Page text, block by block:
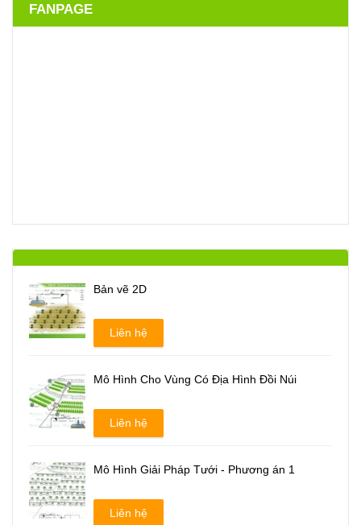
FANPAGE
Bản vẽ 2D
Liên hệ
Mô Hình Cho Vùng Có Địa Hình Đồi Núi
Liên hệ
Mô Hình Giải Pháp Tưới - Phương án 1
Liên hệ